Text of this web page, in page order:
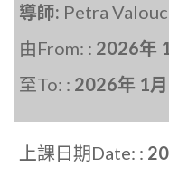
導師: Petra
由From: : 2026年
至To: : 2026年 1
上課日期Date: :